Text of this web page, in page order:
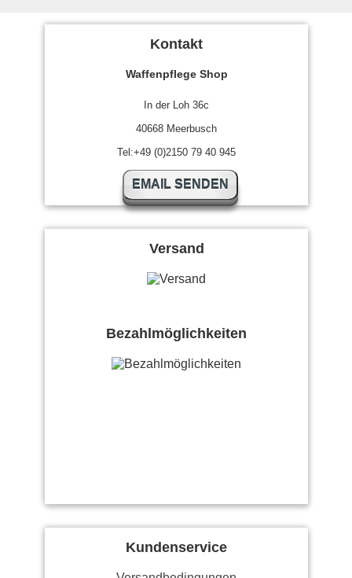
Kontakt
Waffenpflege Shop
In der Loh 36c
40668 Meerbusch
Tel:+49 (0)2150 79 40 945
EMAIL SENDEN
Versand
Bezahlmöglichkeiten
Kundenservice